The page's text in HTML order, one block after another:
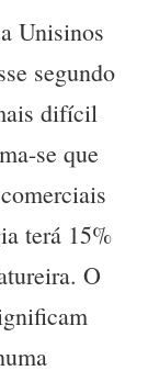
Unisinos
segundo
difícil
se que
terá 15%
O